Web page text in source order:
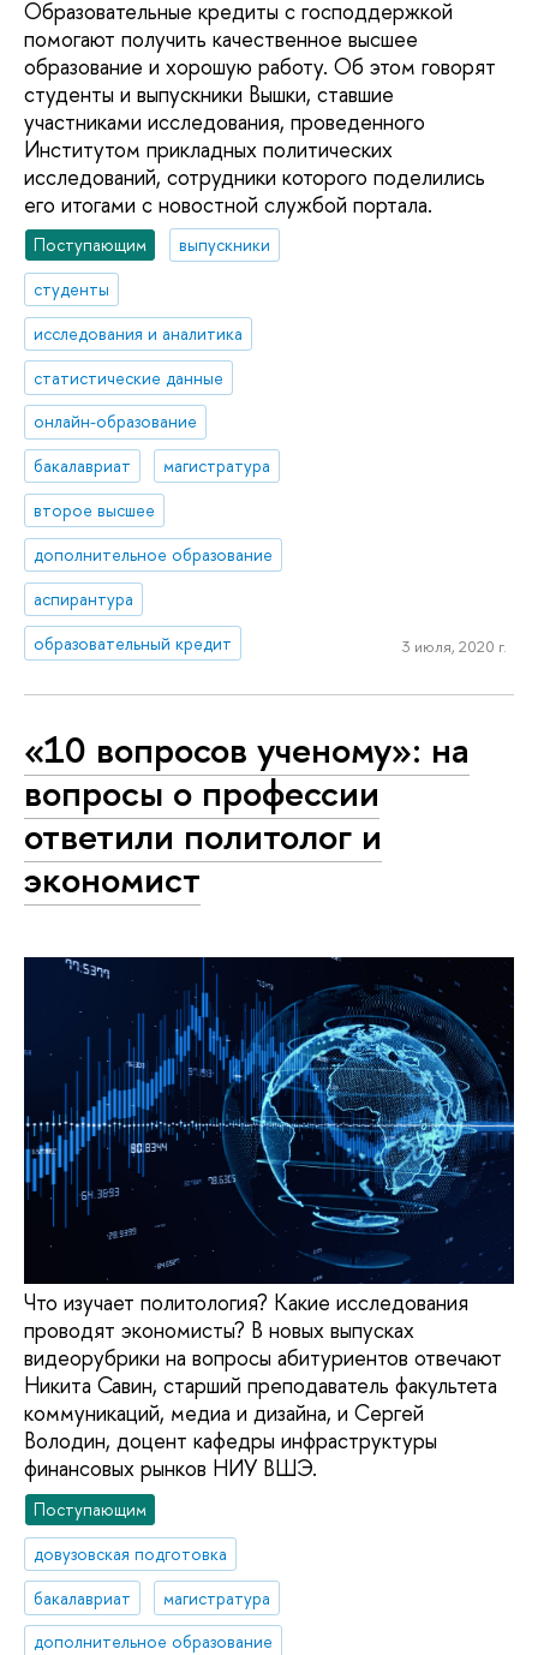
Образовательные кредиты с господдержкой
помогают получить качественное высшее
образование и хорошую работу. Об этом говорят
студенты и выпускники Вышки, ставшие
участниками исследования, проведенного
Институтом прикладных политических
исследований, сотрудники которого поделились
его итогами с новостной службой портала.
Поступающим
выпускники
студенты
исследования и аналитика
статистические данные
онлайн-образование
бакалавриат
магистратура
второе высшее
дополнительное образование
аспирантура
образовательный кредит
3 июля, 2020 г.
«10 вопросов ученому»: на
вопросы о профессии
ответили политолог и
экономист
Что изучает политология? Какие исследования
проводят экономисты? В новых выпусках
видеорубрики на вопросы абитуриентов отвечают
Никита Савин, старший преподаватель факультета
коммуникаций, медиа и дизайна, и Сергей
Володин, доцент кафедры инфраструктуры
финансовых рынков НИУ ВШЭ.
Поступающим
довузовская подготовка
бакалавриат
магистратура
дополнительное образование